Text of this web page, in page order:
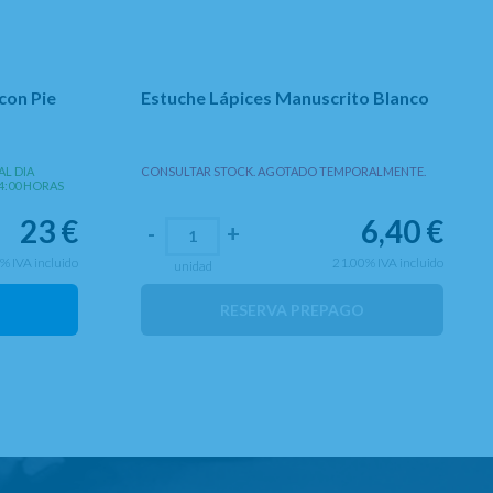
Pie
DIA
HORAS
23€
IVA incluido
Estuche Lápices Manuscrito Blanco
CONSULTAR STOCK. AGOTADO TEMPORALMENTE.
6,40€
21.00% IVA incluido
- +
unidad
RESERVA PREPAGO